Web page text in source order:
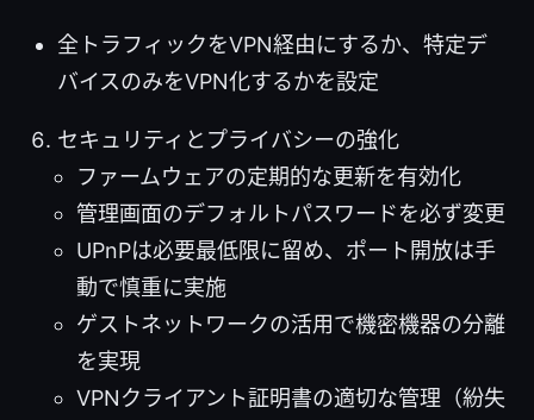
全トラフィックをVPN経由にするか、特定デ
バイスのみをVPN化するかを設定
セキュリティとプライバシーの強化
ファームウェアの定期的な更新を有効化
管理画面のデフォルトパスワードを必ず変更
UPnPは必要最低限に留め、ポート開放は手
動で慎重に実施
ゲストネットワークの活用で機密機器の分離
を実現
VPNクライアント証明書の適切な管理（紛失